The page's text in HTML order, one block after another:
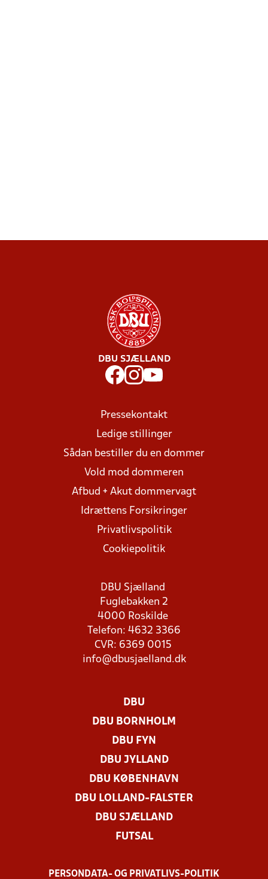
DBU SJÆLLAND
Pressekontakt
Ledige stillinger
Sådan bestiller du en dommer
Vold mod dommeren
Afbud + Akut dommervagt
Idrættens Forsikringer
Privatlivspolitik
Cookiepolitik
DBU Sjælland
Fuglebakken 2
4000 Roskilde
Telefon: 4632 3366
CVR: 6369 0015
info@dbusjaelland.dk
DBU
DBU BORNHOLM
DBU FYN
DBU JYLLAND
DBU KØBENHAVN
DBU LOLLAND-FALSTER
DBU SJÆLLAND
FUTSAL
PERSONDATA- OG PRIVATLIVS-POLITIK